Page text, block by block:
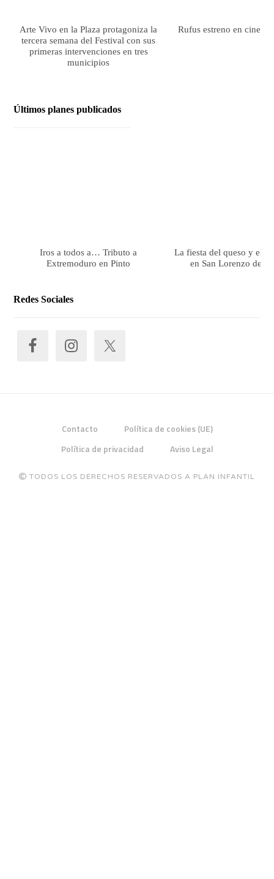
Arte Vivo en la Plaza protagoniza la
tercera semana del Festival con sus
primeras intervenciones en tres
municipios
Rufus estreno en cines
Últimos planes publicados
Iros a todos a… Tributo a
Extremoduro en Pinto
La fiesta del queso y el
en San Lorenzo de
Redes Sociales
Contacto
Política de cookies (UE)
Política de privacidad
Aviso Legal
TODOS LOS DERECHOS RESERVADOS A PLAN INFANTIL